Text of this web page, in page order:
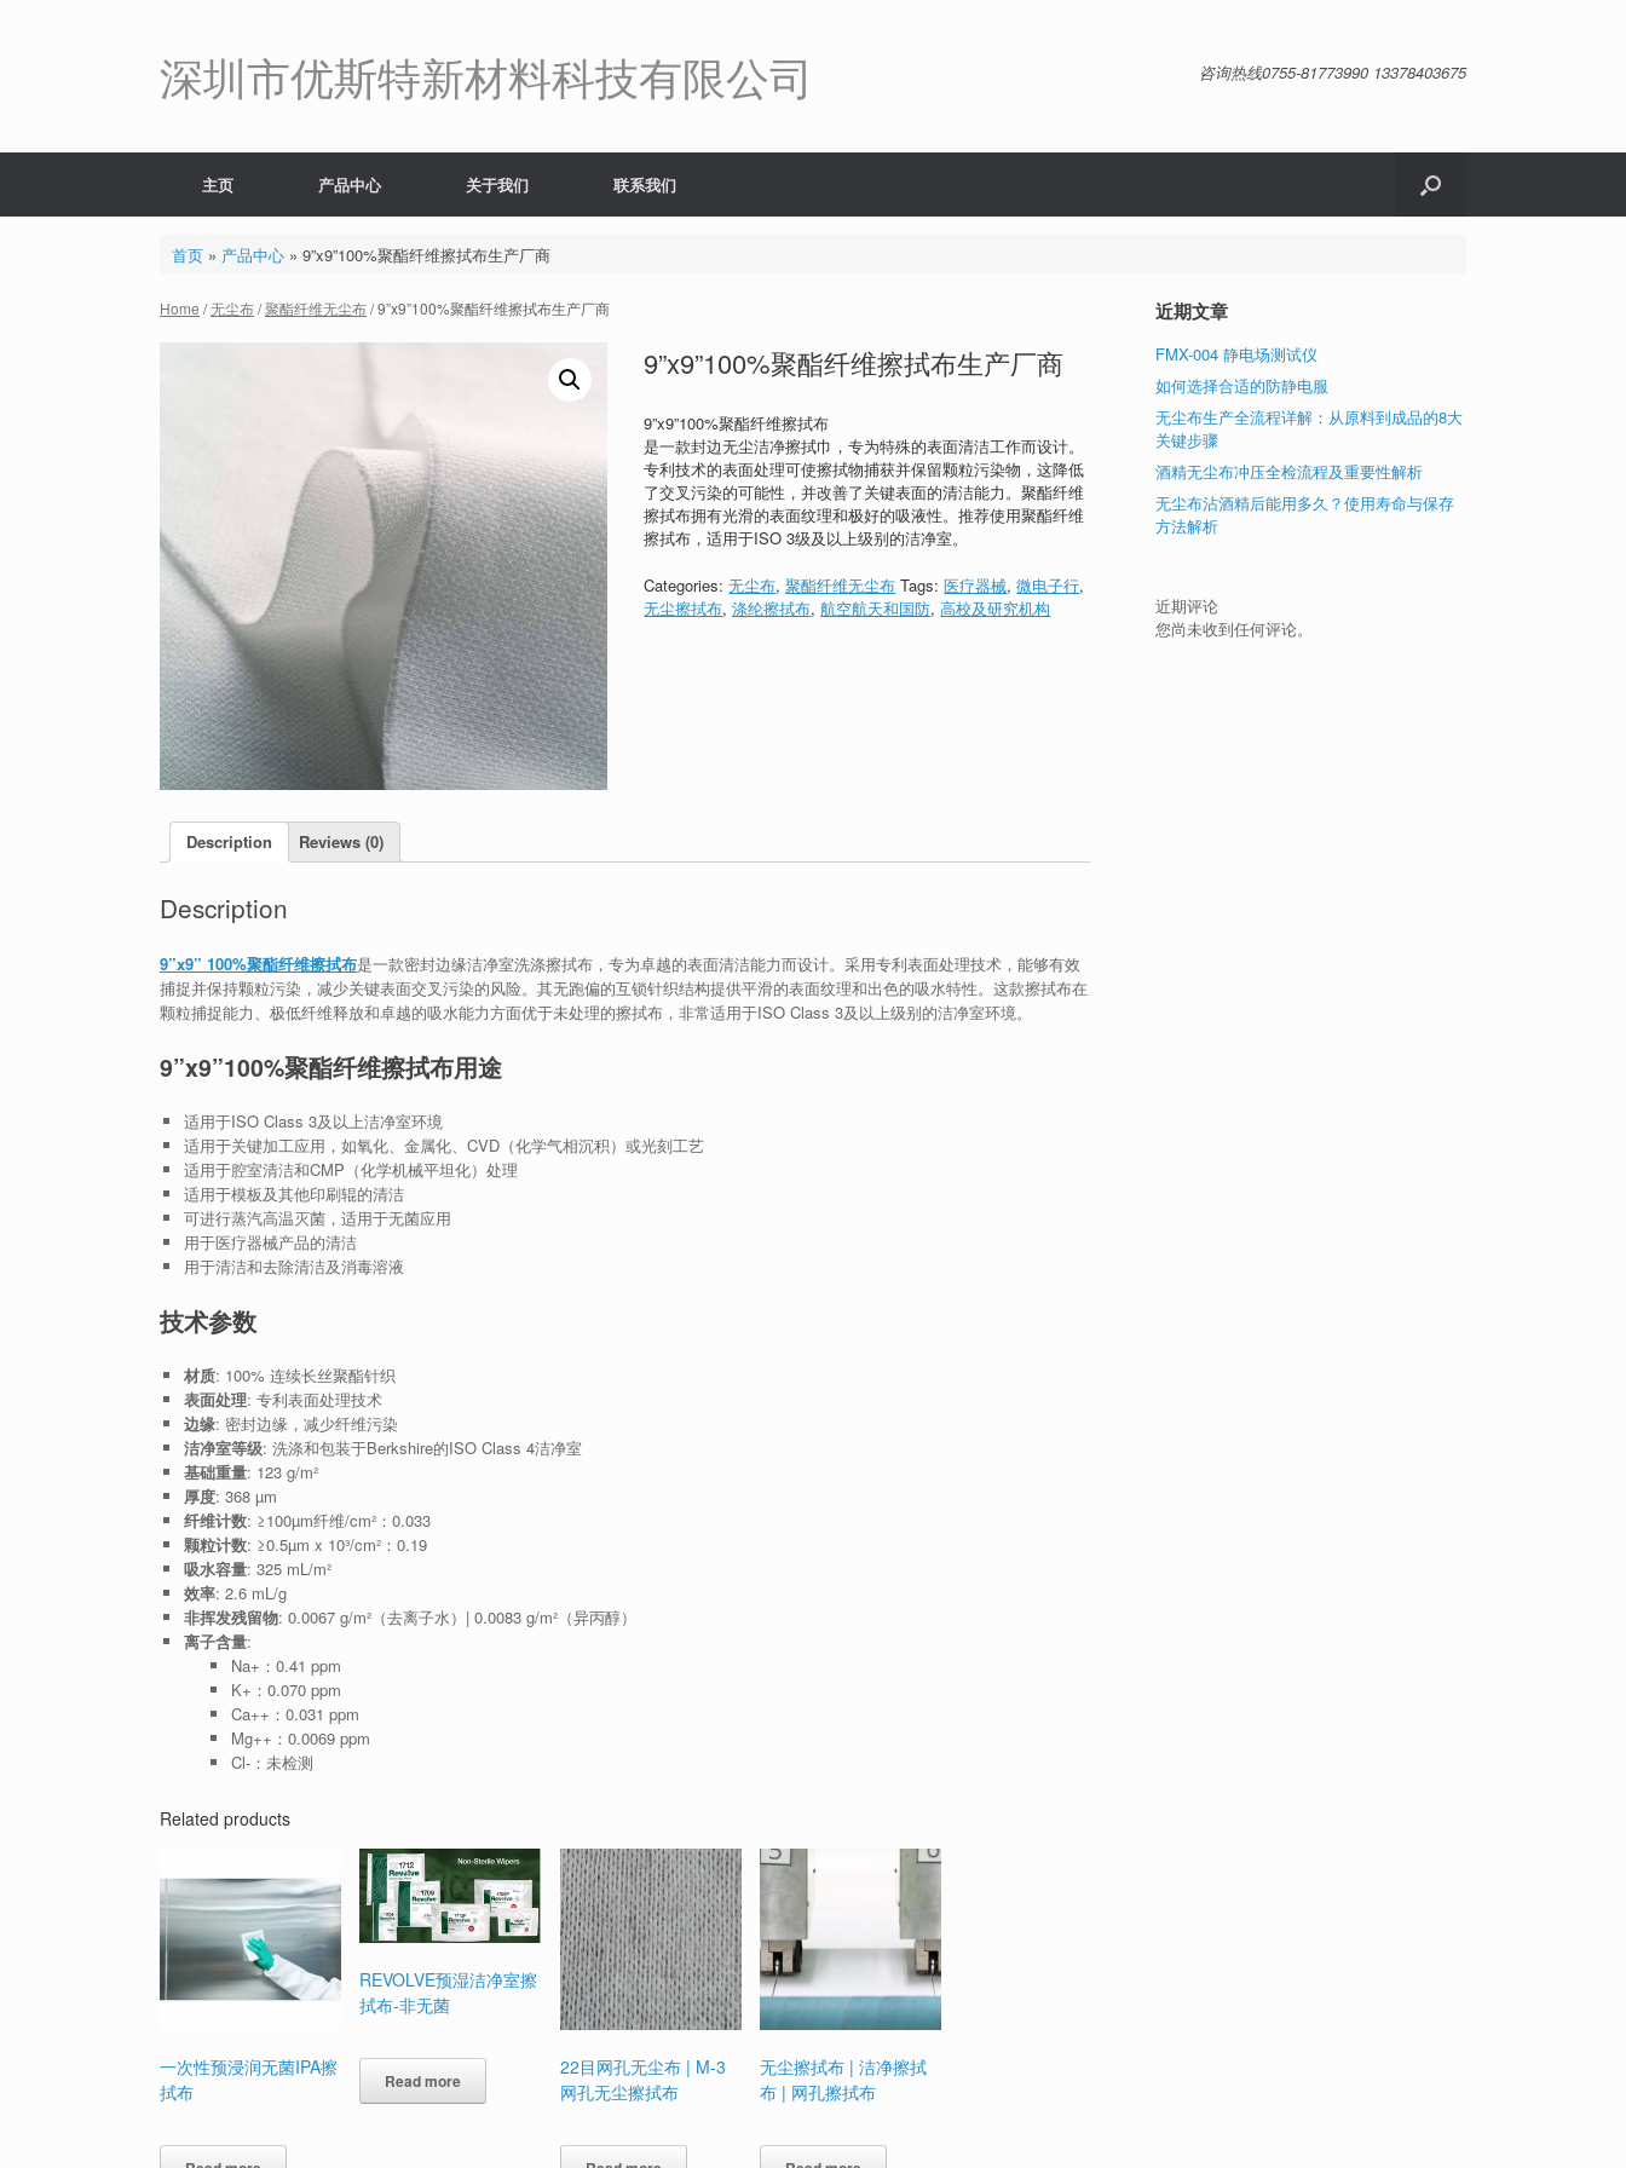
深圳市优斯特新材料科技有限公司 咨询热线0755-81773990 13378403675
主页 产品中心 关于我们 联系我们
首页» 产品中心» 9”x9”100%聚酯纤维擦拭布生产厂商
Home /无尘布/聚酯纤维无尘布/ 9”x9”100%聚酯纤维擦拭布生产厂商
9”x9”100%聚酯纤维擦拭布生产厂商
9”x9”100%聚酯纤维擦拭布
是一款封边无尘洁净擦拭巾，专为特殊的表面清洁工作而设计。
专利技术的表面处理可使擦拭物捕获并保留颗粒污染物，这降低
了交叉污染的可能性，并改善了关键表面的清洁能力。聚酯纤维
擦拭布拥有光滑的表面纹理和极好的吸液性。推荐使用聚酯纤维
擦拭布，适用于ISO 3级及以上级别的洁净室。
Categories:无尘布,聚酯纤维无尘布 Tags:医疗器械,微电子行,
无尘擦拭布,涤纶擦拭布,航空航天和国防,高校及研究机构
Description Reviews (0)
Description
9”x9” 100%聚酯纤维擦拭布是一款密封边缘洁净室洗涤擦拭布，专为卓越的表面清洁能力而设计。采用专利表面处理技术，能够有效
捕捉并保持颗粒污染，减少关键表面交叉污染的风险。其无跑偏的互锁针织结构提供平滑的表面纹理和出色的吸水特性。这款擦拭布在
颗粒捕捉能力、极低纤维释放和卓越的吸水能力方面优于未处理的擦拭布，非常适用于ISO Class 3及以上级别的洁净室环境。
9”x9”100%聚酯纤维擦拭布用途
适用于ISO Class 3及以上洁净室环境
适用于关键加工应用，如氧化、金属化、CVD（化学气相沉积）或光刻工艺
适用于腔室清洁和CMP（化学机械平坦化）处理
适用于模板及其他印刷辊的清洁
可进行蒸汽高温灭菌，适用于无菌应用
用于医疗器械产品的清洁
用于清洁和去除清洁及消毒溶液
技术参数
材质: 100% 连续长丝聚酯针织
表面处理: 专利表面处理技术
边缘: 密封边缘，减少纤维污染
洁净室等级: 洗涤和包装于Berkshire的ISO Class 4洁净室
基础重量: 123 g/m²
厚度: 368 µm
纤维计数: ≥100µm纤维/cm²：0.033
颗粒计数: ≥0.5µm x 10³/cm²：0.19
吸水容量: 325 mL/m²
效率: 2.6 mL/g
非挥发残留物: 0.0067 g/m²（去离子水）| 0.0083 g/m²（异丙醇）
离子含量:
Na+：0.41 ppm
K+：0.070 ppm
Ca++：0.031 ppm
Mg++：0.0069 ppm
Cl-：未检测
Related products
一次性预浸润无菌IPA擦
拭布
REVOLVE预湿洁净室擦
拭布-非无菌
Read more
22目网孔无尘布 | M-3
网孔无尘擦拭布
无尘擦拭布 | 洁净擦拭
布 | 网孔擦拭布
近期文章
FMX-004 静电场测试仪
如何选择合适的防静电服
无尘布生产全流程详解：从原料到成品的8大
关键步骤
酒精无尘布冲压全检流程及重要性解析
无尘布沾酒精后能用多久？使用寿命与保存
方法解析
近期评论
您尚未收到任何评论。